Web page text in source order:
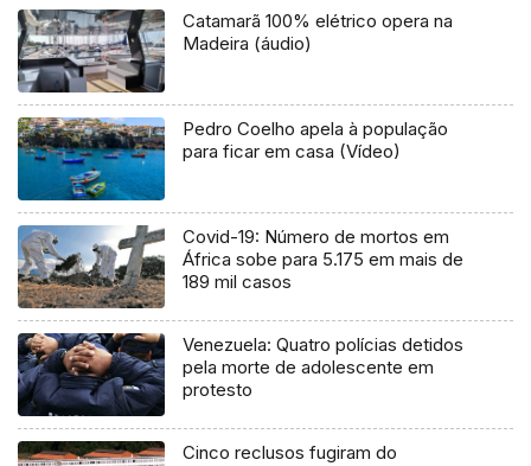
Catamarã 100% elétrico opera na
Madeira (áudio)
Pedro Coelho apela à população
para ficar em casa (Vídeo)
Covid-19: Número de mortos em
África sobe para 5.175 em mais de
189 mil casos
Venezuela: Quatro polícias detidos
pela morte de adolescente em
protesto
Cinco reclusos fugiram do